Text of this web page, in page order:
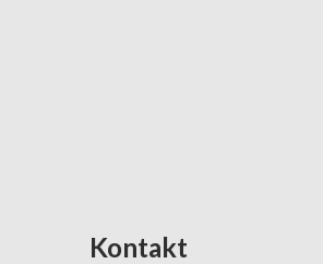
Kontakt